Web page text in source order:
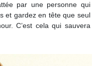
par une personne qui
et gardez en tête que seul
C’est cela qui sauvera